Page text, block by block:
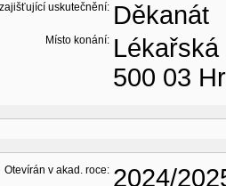
uskutečnění: Děkanát
Místo konání:
500 03
Otevírán v akad. roce: 2024/